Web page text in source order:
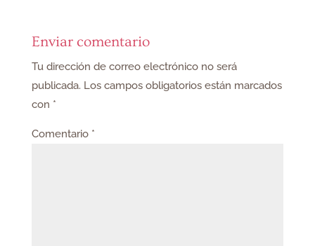
Enviar comentario
Tu dirección de correo electrónico no será
publicada. Los campos obligatorios están marcados
con *
Comentario *